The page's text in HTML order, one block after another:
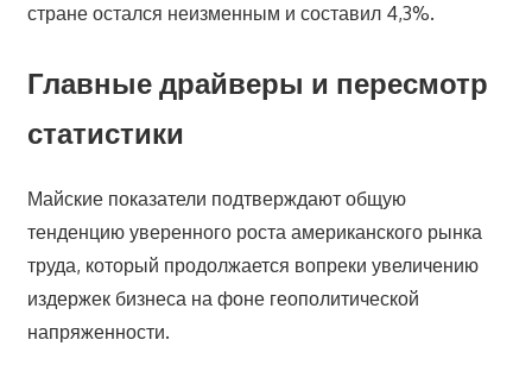
стране остался неизменным и составил 4,3%.
Главные драйверы и пересмотр
статистики
Майские показатели подтверждают общую
тенденцию уверенного роста американского рынка
труда, который продолжается вопреки увеличению
издержек бизнеса на фоне геополитической
напряженности.